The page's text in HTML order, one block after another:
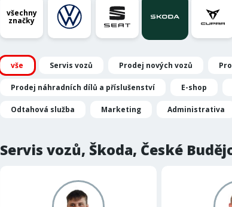
všechny
značky
vše Servis vozů Prodej nových vozů
Prodej náhradních dílů a příslušenství E-shop
Odtahová služba Marketing Administrativa
Servis vozů, Škoda, České